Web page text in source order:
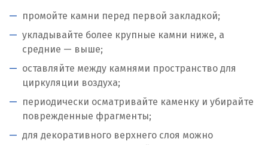
промойте камни перед первой закладкой;
укладывайте более крупные камни ниже, а
средние — выше;
оставляйте между камнями пространство для
циркуляции воздуха;
периодически осматривайте каменку и убирайте
поврежденные фрагменты;
для декоративного верхнего слоя можно